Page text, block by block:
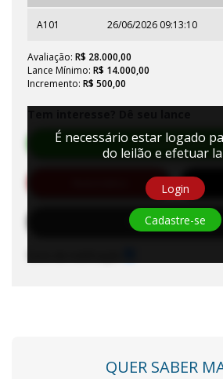
A101 26/06/2026 09:13:10
Avaliação: R$ 28.000,00
Lance Mínimo: R$ 14.000,00
Incremento: R$ 500,00
Efetuar Lance
Solicitar Habilitação
É necessário estar logado
do leilão e efetuar
Login
Cadastre-se
QUER SABER